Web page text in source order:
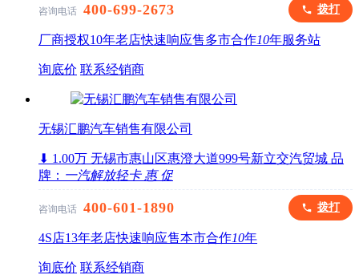
咨询电话 400-699-2673 拨打
厂商授权10年老店快速响应售多市合作10年服务站
询底价 联系经销商
无锡汇鹏汽车销售有限公司
⬇ 1.00万 无锡市惠山区惠澄大道999号新立交汽贸城 品
牌： 一汽解放轻卡 惠 促
咨询电话 400-601-1890 拨打
4S店13年老店快速响应售本市合作10年
询底价 联系经销商